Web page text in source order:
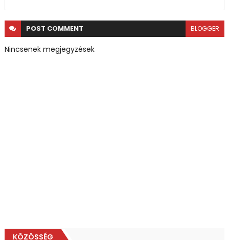
POST COMMENT BLOGGER
Nincsenek megjegyzések
KÖZÖSSÉG